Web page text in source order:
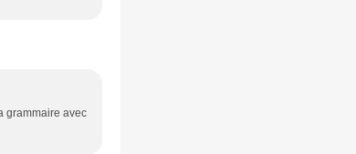
grammaire avec